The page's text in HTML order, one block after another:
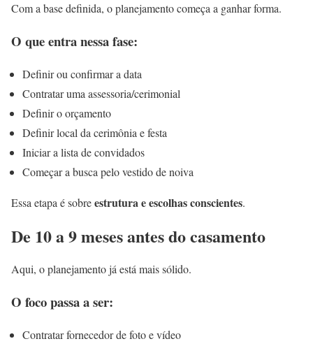
Com a base definida, o planejamento começa a ganhar forma.
O que entra nessa fase:
Definir ou confirmar a data
Contratar uma assessoria/cerimonial
Definir o orçamento
Definir local da cerimônia e festa
Iniciar a lista de convidados
Começar a busca pelo vestido de noiva
Essa etapa é sobreestrutura e escolhas conscientes.
De 10 a 9 meses antes do casamento
Aqui, o planejamento já está mais sólido.
O foco passa a ser:
Contratar fornecedor de foto e vídeo